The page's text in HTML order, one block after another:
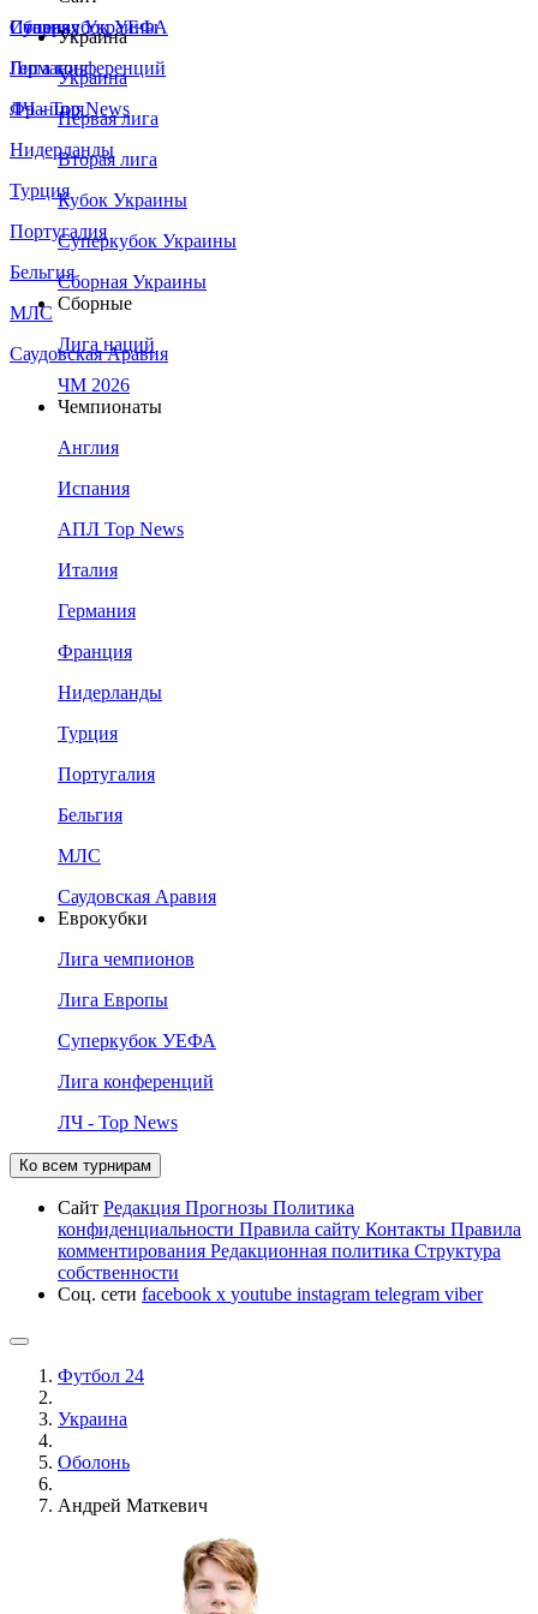
Сборная Украины
Италия
Германия
Франция
Нидерланды
Турция
Португалия
Бельгия
МЛС
Саудовская Аравия
Суперкубок УЕФА
Лига конференций
ЛЧ - Top News
Украина
Украина
Первая лига
Вторая лига
Кубок Украины
Суперкубок Украины
Сборная Украины
Сборные
Лига наций
ЧМ 2026
Чемпионаты
Англия
Испания
АПЛ Top News
Италия
Германия
Франция
Нидерланды
Турция
Португалия
Бельгия
МЛС
Саудовская Аравия
Еврокубки
Лига чемпионов
Лига Европы
Суперкубок УЕФА
Лига конференций
ЛЧ - Top News
Ко всем турнирам
Сайт Редакция Прогнозы Политика
конфиденциальности Правила сайту Контакты Правила
комментирования Редакционная политика Структура
собственности
Соц. сети facebook x youtube instagram telegram viber
Футбол 24
Украина
Оболонь
Андрей Маткевич